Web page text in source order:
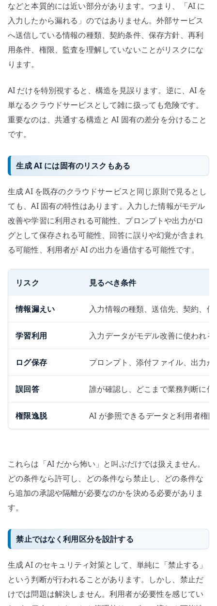
などと本質的には近い部分があります。つまり、「AI に
入力したから漏れる」のではありません。外部サービス
へ送信している情報の種類、契約条件、保存方針、再利
用条件、権限、監査を理解していないことがリスクにな
ります。
AI だけを特別視すると、構造を見誤ります。逆に、AI を
単なるクラウドサービスとして雑に扱っても危険です。
重要なのは、共通する構造と AI 固有の差分を分けること
です。
生成 AI には固有のリスクもある
生成 AI を既存のクラウドサービスと同じ原則で見るとし
ても、AI 固有の特性はあります。入力した情報がモデル
改善や学習に利用される可能性、プロンプトや出力がロ
グとして保存される可能性、回答に誤りや幻覚が含まれ
る可能性、利用者が AI の出力を過信する可能性です。
リスク 見るべき条件
情報漏えい 入力情報の種類、送信先、契約、保
学習利用 入力データがモデル改善に使われる
ログ保存 プロンプト、添付ファイル、出力
誤回答 誰が確認し、どこまで業務判断に使
権限逸脱 AI が参照できるデータと利用者権
これらは「AI だから怖い」と叫ぶだけでは扱えません。
どの条件なら許可し、どの条件なら禁止し、どの条件な
ら追加の承認や隔離が必要なのかを決める必要がありま
す。
禁止ではなく利用区分を設計する
生成 AI のセキュリティ対策として、単純に「禁止する」
という判断が行われることがあります。しかし、禁止だ
けでは問題は解決しません。利用者が必要性を感じてい